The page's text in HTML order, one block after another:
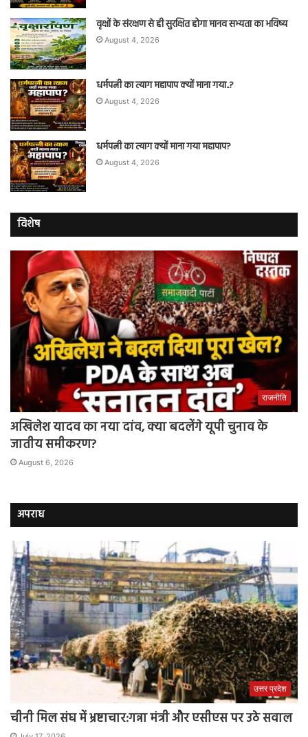
वृक्षों के संरक्षण से ही सुरक्षित होगा मानव सभ्यता का भविष्य
August 4, 2026
धर्मपत्नी का त्याग महापाप क्यों माना गया..?
August 4, 2026
धर्मपत्नी का त्याग क्यों माना गया महापाप?
August 4, 2026
विशेष
राजनीति
अखिलेश यादव का नया दांव, क्या बदलेंगे यूपी चुनाव के
जातीय समीकरण?
August 6, 2026
अपराध
उत्तर प्रदेश
चीनी मिल संघ में भ्रष्टाचार:गन्ना मंत्री और एसीएस पर उठे सवाल